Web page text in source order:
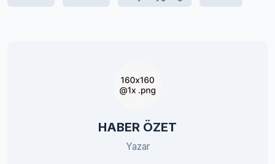
HABER ÖZET
Yazar